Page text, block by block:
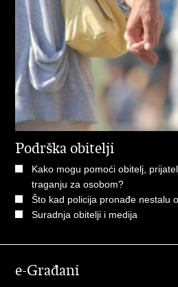
Podrška obitelji
Kako mogu pomoći obitelj,
traganju za osobom?
Što kad policija pronađe nestalu
Suradnja obitelji i medija
e-Građani